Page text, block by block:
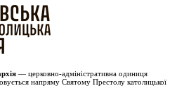
— церковно-адміністративна одиниця
напряму Святому Престолу католицької